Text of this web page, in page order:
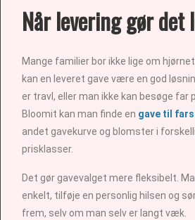
Når levering gør det
Mange familier bor ikke lige om
kan en leveret gave være en god
er travl, eller man ikke kan besøge far
Bloomit kan man finde en gave til
andet gavekurve og blomster i
prisklasser.
Det gør gavevalget mere fleksibelt.
enkelt, tilføje en personlig hilsen og
frem, selv om man selv er langt væk.